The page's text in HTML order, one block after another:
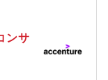
想策定■デジタル
ジションの魅
SDGs支援など
め、幅広い経験を
ーバルネットワー
ンサ